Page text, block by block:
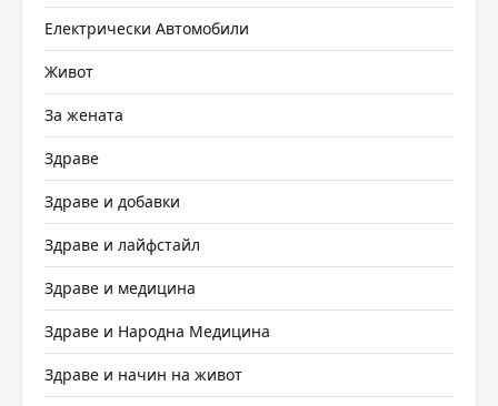
Електрически Автомобили
Живот
За жената
Здраве
Здраве и добавки
Здраве и лайфстайл
Здраве и медицина
Здраве и Народна Медицина
Здраве и начин на живот